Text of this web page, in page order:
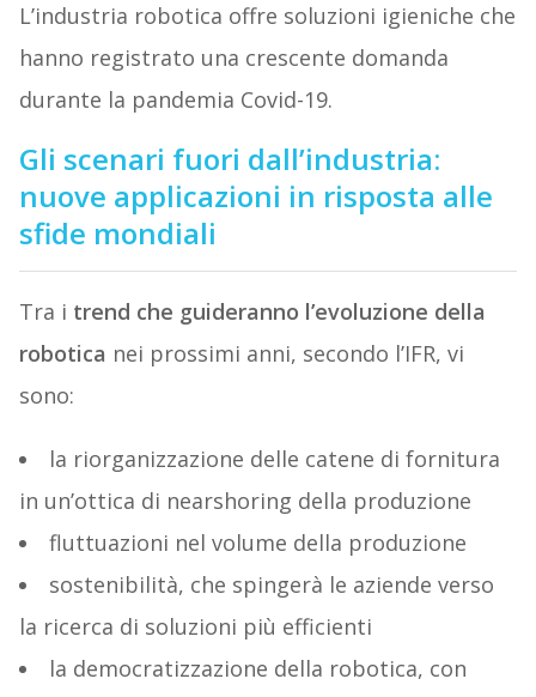
L’industria robotica offre soluzioni igieniche che
hanno registrato una crescente domanda
durante la pandemia Covid-19.
Gli scenari fuori dall’industria:
nuove applicazioni in risposta alle
sfide mondiali
Tra i trend che guideranno l’evoluzione della
robotica nei prossimi anni, secondo l’IFR, vi
sono:
la riorganizzazione delle catene di fornitura
in un’ottica di nearshoring della produzione
fluttuazioni nel volume della produzione
sostenibilità, che spingerà le aziende verso
la ricerca di soluzioni più efficienti
la democratizzazione della robotica, con